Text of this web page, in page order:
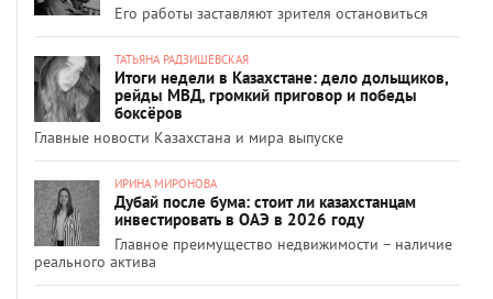
Его работы заставляют зрителя остановиться
ТАТЬЯНА РАДЗИШЕВСКАЯ
Итоги недели в Казахстане: дело дольщиков,
рейды МВД, громкий приговор и победы
боксёров
Главные новости Казахстана и мира выпуске
ИРИНА МИРОНОВА
Дубай после бума: стоит ли казахстанцам
инвестировать в ОАЭ в 2026 году
Главное преимущество недвижимости – наличие
реального актива